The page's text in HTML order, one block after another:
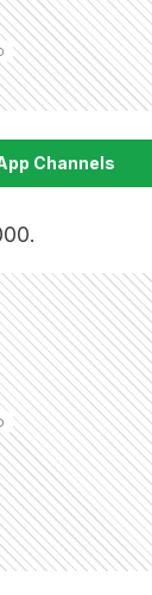
Channels